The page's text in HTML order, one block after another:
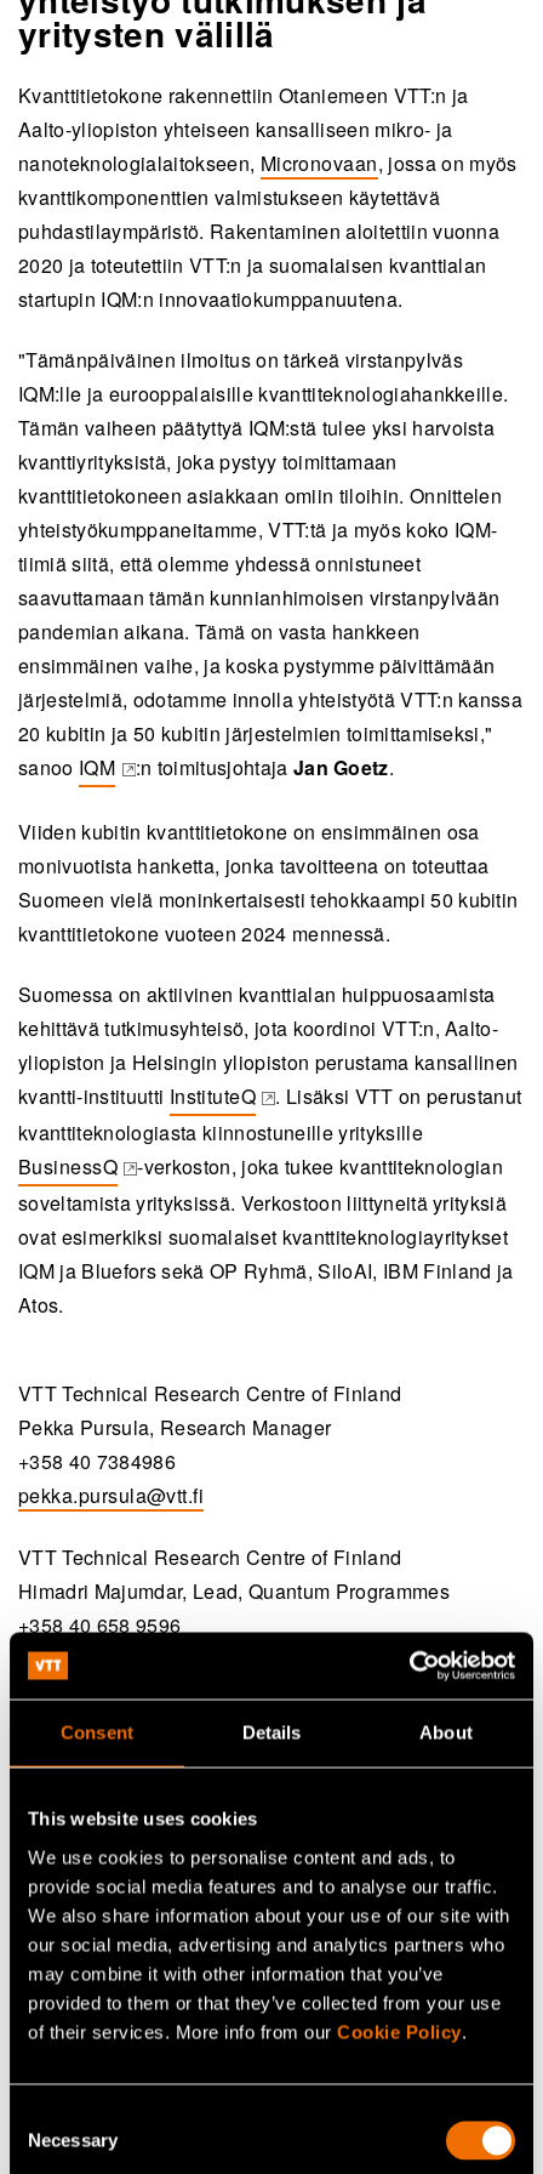
Consent Details About
This website uses cookies
We use cookies to personalise content and ads, to
provide social media features and to analyse our traffic.
We also share information about your use of our site with
our social media, advertising and analytics partners who
may combine it with other information that you’ve
provided to them or that they’ve collected from your use
of their services. More info from our Cookie Policy.
Selection
Necessary
yritysten välillä
Kvanttitietokone rakennettiin Otaniemeen VTT:n ja
Aalto-yliopiston yhteiseen kansalliseen mikro- ja
nanoteknologialaitokseen, Micronovaan, jossa on myös
kvanttikomponenttien valmistukseen käytettävä
puhdastilaympäristö. Rakentaminen aloitettiin vuonna
2020 ja toteutettiin VTT:n ja suomalaisen kvanttialan
startupin IQM:n innovaatiokumppanuutena.
"Tämänpäiväinen ilmoitus on tärkeä virstanpylväs
IQM:lle ja eurooppalaisille kvanttiteknologiahankkeille.
Tämän vaiheen päätyttyä IQM:stä tulee yksi harvoista
kvanttiyrityksistä, joka pystyy toimittamaan
kvanttitietokoneen asiakkaan omiin tiloihin. Onnittelen
yhteistyökumppaneitamme, VTT:tä ja myös koko IQM-
tiimiä siitä, että olemme yhdessä onnistuneet
saavuttamaan tämän kunnianhimoisen virstanpylvään
pandemian aikana. Tämä on vasta hankkeen
ensimmäinen vaihe, ja koska pystymme päivittämään
järjestelmiä, odotamme innolla yhteistyötä VTT:n kanssa
20 kubitin ja 50 kubitin järjestelmien toimittamiseksi,"
sanoo IQM
(opens in a new tab)
:n toimitusjohtaja Jan Goetz.
Viiden kubitin kvanttitietokone on ensimmäinen osa
monivuotista hanketta, jonka tavoitteena on toteuttaa
Suomeen vielä moninkertaisesti tehokkaampi 50 kubitin
kvanttitietokone vuoteen 2024 mennessä.
Suomessa on aktiivinen kvanttialan huippuosaamista
kehittävä tutkimusyhteisö, jota koordinoi VTT:n, Aalto-
yliopiston ja Helsingin yliopiston perustama kansallinen
kvantti-instituutti InstituteQ
(opens in a new tab)
. Lisäksi VTT on perustanut
kvanttiteknologiasta kiinnostuneille yrityksille
BusinessQ
(opens in a new tab)
-verkoston, joka tukee kvanttiteknologian
soveltamista yrityksissä. Verkostoon liittyneitä yrityksiä
ovat esimerkiksi suomalaiset kvanttiteknologiayritykset
IQM ja Bluefors sekä OP Ryhmä, SiloAI, IBM Finland ja
Atos.
VTT Technical Research Centre of Finland
Pekka Pursula, Research Manager
+358 40 7384986
pekka.pursula@vtt.fi
VTT Technical Research Centre of Finland
Himadri Majumdar, Lead, Quantum Programmes
+358 40 658 9596
Himadri.Majumdar@vtt.fi
Raghunath Koduvayur
+358504876509
Raghunath@meetiqm.com
Jatka lukemista
teknologiat
White paper:
Läpi kuolemanlaakson − Mistä Suomi